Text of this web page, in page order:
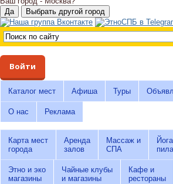
Войти
Каталог мест Афиша Туры
О нас Реклама
Карта мест
города
Аренда
залов
Массаж и
СПА
Этно и эко
магазины
Чайные клубы
и магазины
Кафе и
рестораны